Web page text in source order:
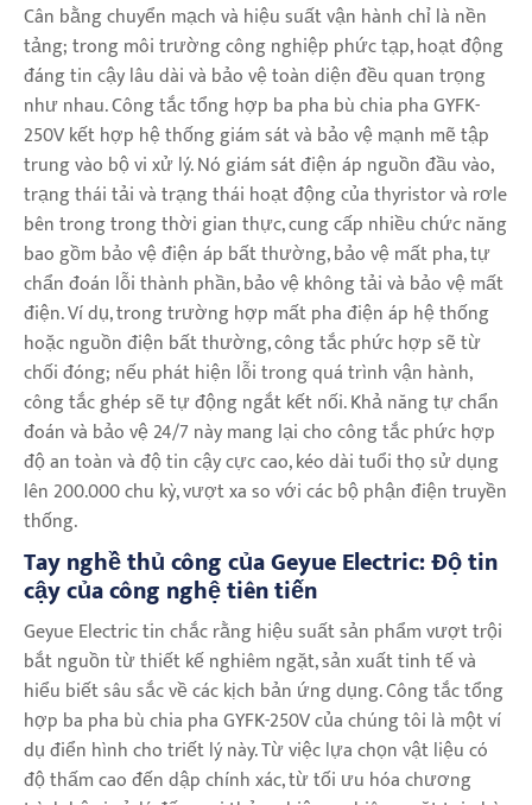
Cân bằng chuyển mạch và hiệu suất vận hành chỉ là nền
tảng; trong môi trường công nghiệp phức tạp, hoạt động
đáng tin cậy lâu dài và bảo vệ toàn diện đều quan trọng
như nhau. Công tắc tổng hợp ba pha bù chia pha GYFK-
250V kết hợp hệ thống giám sát và bảo vệ mạnh mẽ tập
trung vào bộ vi xử lý. Nó giám sát điện áp nguồn đầu vào,
trạng thái tải và trạng thái hoạt động của thyristor và rơle
bên trong trong thời gian thực, cung cấp nhiều chức năng
bao gồm bảo vệ điện áp bất thường, bảo vệ mất pha, tự
chẩn đoán lỗi thành phần, bảo vệ không tải và bảo vệ mất
điện. Ví dụ, trong trường hợp mất pha điện áp hệ thống
hoặc nguồn điện bất thường, công tắc phức hợp sẽ từ
chối đóng; nếu phát hiện lỗi trong quá trình vận hành,
công tắc ghép sẽ tự động ngắt kết nối. Khả năng tự chẩn
đoán và bảo vệ 24/7 này mang lại cho công tắc phức hợp
độ an toàn và độ tin cậy cực cao, kéo dài tuổi thọ sử dụng
lên 200.000 chu kỳ, vượt xa so với các bộ phận điện truyền
thống.
Tay nghề thủ công của Geyue Electric: Độ tin
cậy của công nghệ tiên tiến
Geyue Electric tin chắc rằng hiệu suất sản phẩm vượt trội
bắt nguồn từ thiết kế nghiêm ngặt, sản xuất tinh tế và
hiểu biết sâu sắc về các kịch bản ứng dụng. Công tắc tổng
hợp ba pha bù chia pha GYFK-250V của chúng tôi là một ví
dụ điển hình cho triết lý này. Từ việc lựa chọn vật liệu có
độ thấm cao đến dập chính xác, từ tối ưu hóa chương